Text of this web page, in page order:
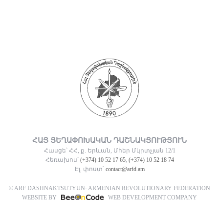
ՀԱՅ ՅԵՂԱՓՈԽԱԿԱՆ ԴԱՇՆԱԿՑՈՒԹՅՈՒՆ
Հասցե՝ ՀՀ, ք. Երևան, Մհեր Մկրտչյան 12/1
Հեռախոս՝ (+374) 10 52 17 65, (+374) 10 52 18 74
Էլ. փոստ՝ contact@arfd.am
© ARF DASHNAKTSUTYUN- ARMENIAN REVOLUTIONARY FEDERATION
WEBSITE BY
WEB DEVELOPMENT COMPANY